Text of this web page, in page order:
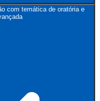
com temática de oratória e